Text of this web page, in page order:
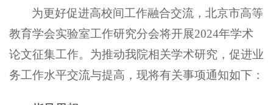
为更好促进高校间工作融合交流，北京市高等
教育学会实验室工作研究分会将开展2024年学术
论文征集工作。为推动我院相关学术研究，促进业
务工作水平交流与提高，现将有关事项通知如下：